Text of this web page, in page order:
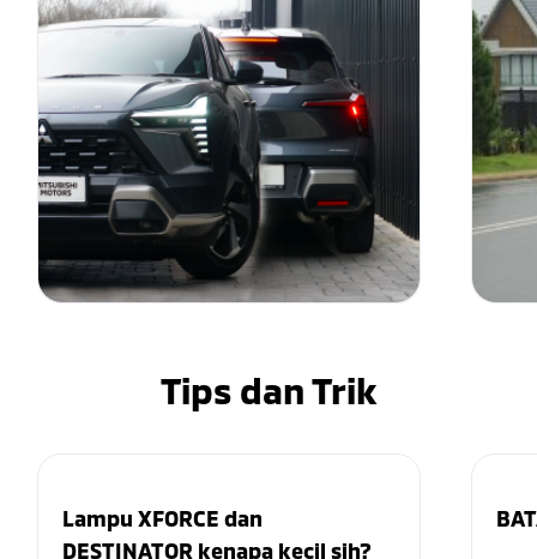
Tips dan Trik
Lampu XFORCE dan
DESTINATOR kenapa kecil sih?